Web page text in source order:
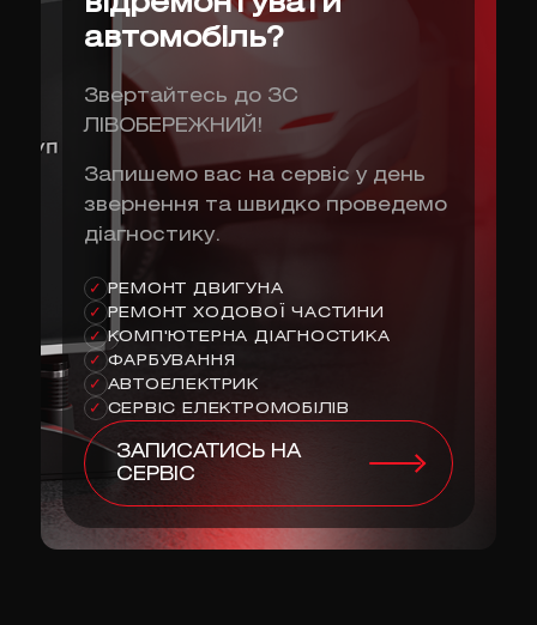
автомобіль?
Звертайтесь до ЗС
ЛІВОБЕРЕЖНИЙ!
Запишемо вас на сервіс у день
звернення та швидко проведемо
діагностику.
✓ РЕМОНТ ДВИГУНА
✓ РЕМОНТ ХОДОВОЇ ЧАСТИНИ
✓ КОМП'ЮТЕРНА ДІАГНОСТИКА
✓ ФАРБУВАННЯ
✓ АВТОЕЛЕКТРИК
✓ СЕРВІС ЕЛЕКТРОМОБІЛІВ
ЗАПИСАТИСЬ НА
СЕРВІС